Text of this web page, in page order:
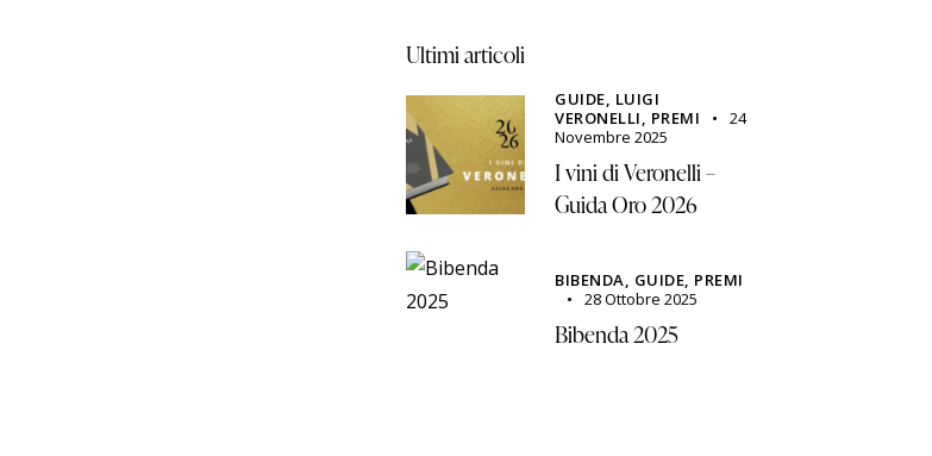
Ultimi articoli
GUIDE, LUIGI
VERONELLI, PREMI
24
Novembre 2025
I vini di Veronelli –
Guida Oro 2026
BIBENDA, GUIDE, PREMI
28 Ottobre 2025
Bibenda 2025